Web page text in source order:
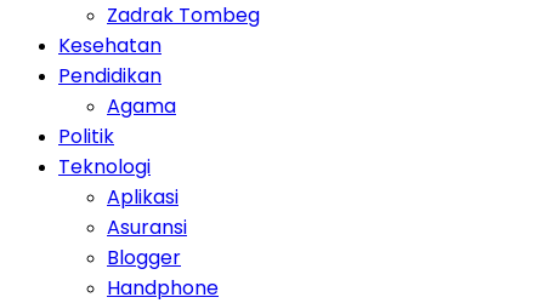
Zadrak Tombeg
Kesehatan
Pendidikan
Agama
Politik
Teknologi
Aplikasi
Asuransi
Blogger
Handphone